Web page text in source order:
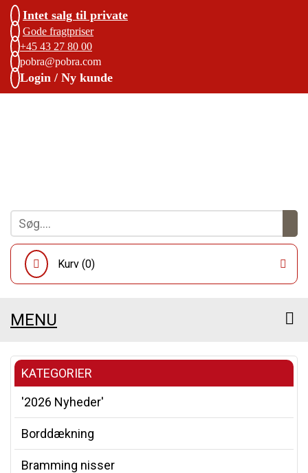
Intet salg til private
Gode fragtpriser
+45 43 27 80 00
pobra@pobra.com
Login / Ny kunde
Kurv (0)
MENU
KATEGORIER
'2026 Nyheder'
Borddækning
Bramming nisser